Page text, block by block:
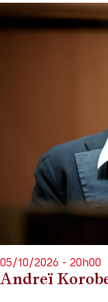
Andreï
05/10/2026 - 20h00